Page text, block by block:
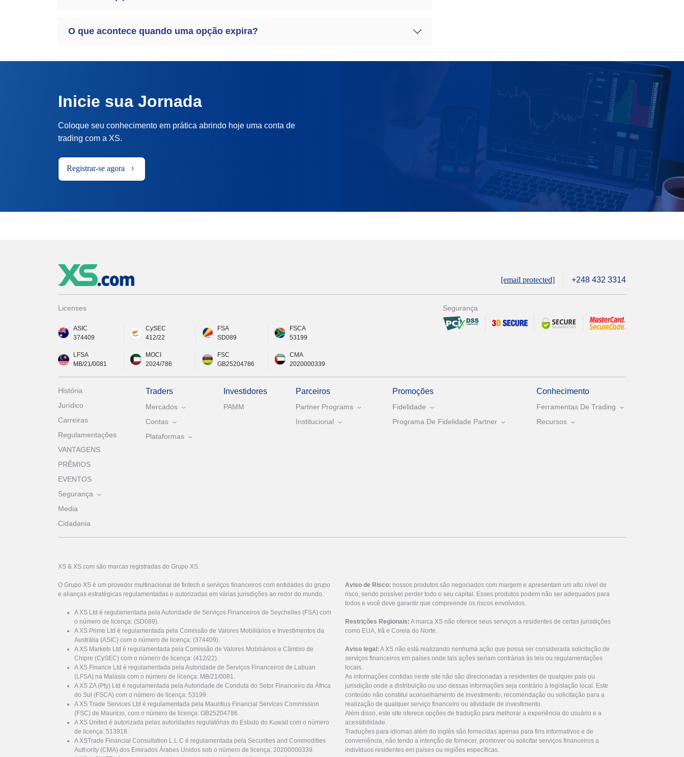
O que acontece quando uma opção expira?
Inicie sua Jornada
Coloque seu conhecimento em prática abrindo hoje uma conta de
trading com a XS.
Registrar-se agora
[email protected] +248 432 3314
Licenses
ASIC
374409
CySEC
412/22
FSA
SD089
FSCA
53199
LFSA
MB/21/0081
MOCI
2024/786
FSC
GB25204786
CMA
2020000339
Segurança
História
Jurídico
Carreiras
Regulamentações
VANTAGENS
PRÊMIOS
EVENTOS
Segurança
Media
Cidadania
Traders
Mercados
Contas
Plataformas
Investidores
PAMM
Parceiros
Partner Programs
Institucional
Promoções
Fidelidade
Programa De Fidelidade Partner
Conhecimento
Ferramentas De Trading
Recursos
XS & XS.com são marcas registradas do Grupo XS.
O Grupo XS é um provedor multinacional de fintech e serviços financeiros com entidades do grupo
e alianças estratégicas regulamentadas e autorizadas em várias jurisdições ao redor do mundo.
A XS Ltd é regulamentada pela Autoridade de Serviços Financeiros de Seychelles (FSA) com
o número de licença: (SD089).
A XS Prime Ltd é regulamentada pela Comissão de Valores Mobiliários e Investimentos da
Austrália (ASIC) com o número de licença: (374409).
A XS Markets Ltd é regulamentada pela Comissão de Valores Mobiliários e Câmbio de
Chipre (CySEC) com o número de licença: (412/22).
A XS Finance Ltd é regulamentada pela Autoridade de Serviços Financeiros de Labuan
(LFSA) na Malásia com o número de licença: MB/21/0081.
A XS ZA (Pty) Ltd é regulamentada pela Autoridade de Conduta do Setor Financeiro da África
do Sul (FSCA) com o número de licença: 53199.
A XS Trade Services Ltd é regulamentada pela Mauritius Financial Services Commission
(FSC) de Maurício, com o número de licença: GB25204786.
A XS United é autorizada pelas autoridades regulatórias do Estado do Kuwait com o número
de licença: 513918.
A XSTrade Financial Consultation L.L.C é regulamentada pela Securities and Commodities
Authority (CMA) dos Emirados Árabes Unidos sob o número de licença: 20200000339.
Aviso de Risco: nossos produtos são negociados com margem e apresentam um alto nível de
risco, sendo possível perder todo o seu capital. Esses produtos podem não ser adequados para
todos e você deve garantir que compreende os riscos envolvidos.
Restrições Regionais: A marca XS não oferece seus serviços a residentes de certas jurisdições
como EUA, Irã e Coreia do Norte.
Aviso legal: A XS não está realizando nenhuma ação que possa ser considerada solicitação de
serviços financeiros em países onde tais ações seriam contrárias às leis ou regulamentações
locais.
As informações contidas neste site não são direcionadas a residentes de qualquer país ou
jurisdição onde a distribuição ou uso dessas informações seja contrário à legislação local. Este
conteúdo não constitui aconselhamento de investimento, recomendação ou solicitação para a
realização de qualquer serviço financeiro ou atividade de investimento.
Além disso, este site oferece opções de tradução para melhorar a experiência do usuário e a
acessibilidade.
Traduções para idiomas além do inglês são fornecidas apenas para fins informativos e de
conveniência, não tendo a intenção de fornecer, promover ou solicitar serviços financeiros a
indivíduos residentes em países ou regiões específicas.